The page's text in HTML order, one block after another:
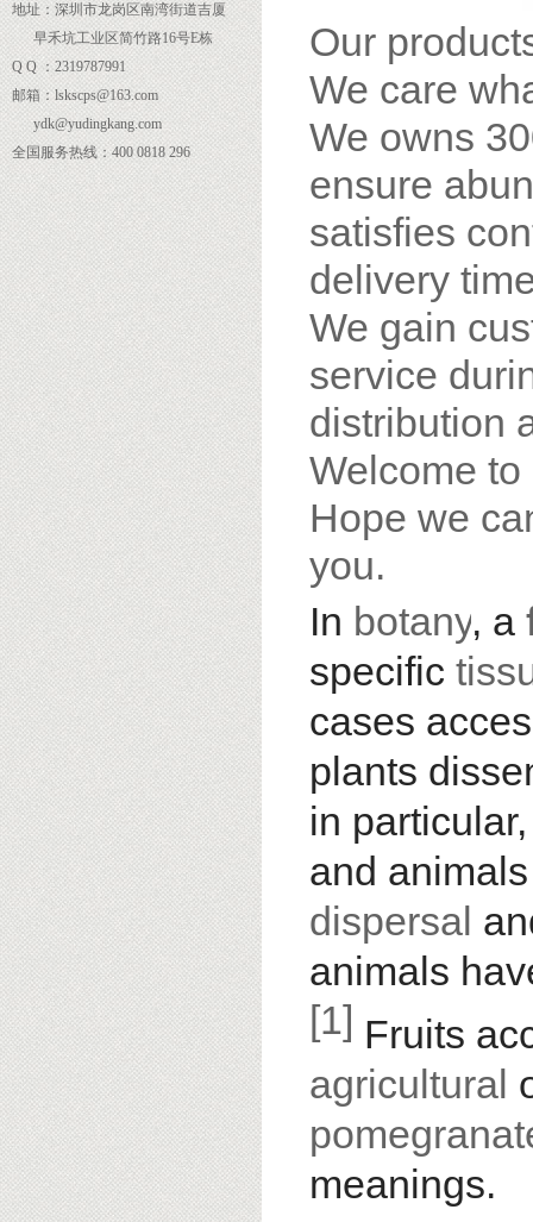
地址：深圳市龙岗区南湾街道吉厦
早禾坑工业区简竹路16号E栋
Q Q ：2319787991
邮箱：lskscps@163.com
ydk@yudingkang.com
全国服务热线：400 0818 296
Our
We care
We owns
ensure
satisfies
delivery
We gain
service
distribution
Welcome to
Hope we
you.
In botany, a
specific
cases
plants
in
and
dispersal
animals
[1] Fruits
agricultural
meanings.